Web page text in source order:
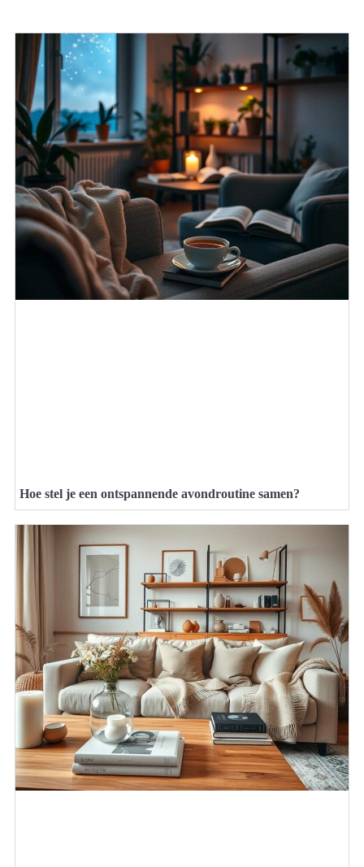
Hoe stel je een ontspannende avondroutine samen?